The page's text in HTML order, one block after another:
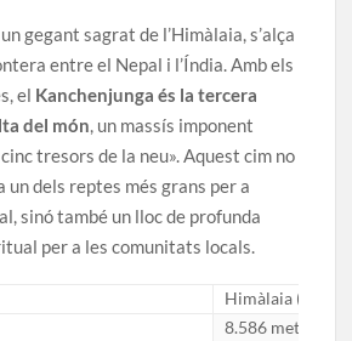
gegant sagrat de l’Himàlaia, s’alça
entre el Nepal i l’Índia. Amb els
el Kanchenjunga és la tercera
del món , un massís imponent
tresors de la neu». Aquest cim no
un dels reptes més grans per a
sinó també un lloc de profunda
per a les comunitats locals.
Himàlaia
8.586 metres